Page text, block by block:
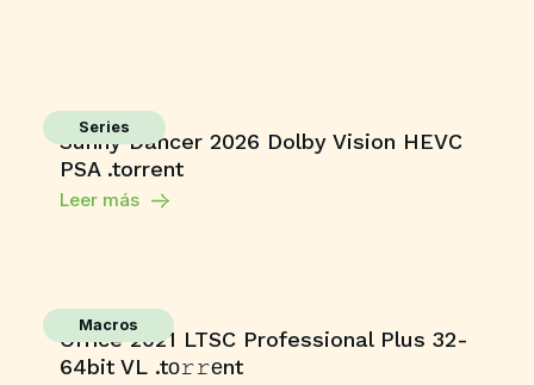
Series
Sunny Dancer 2026 Dolby Vision HEVC
PSA .torrent
Leer más
Macros
Office 2021 LTSC Professional Plus 32-
64bit VL .tо𝚛𝚛еnt